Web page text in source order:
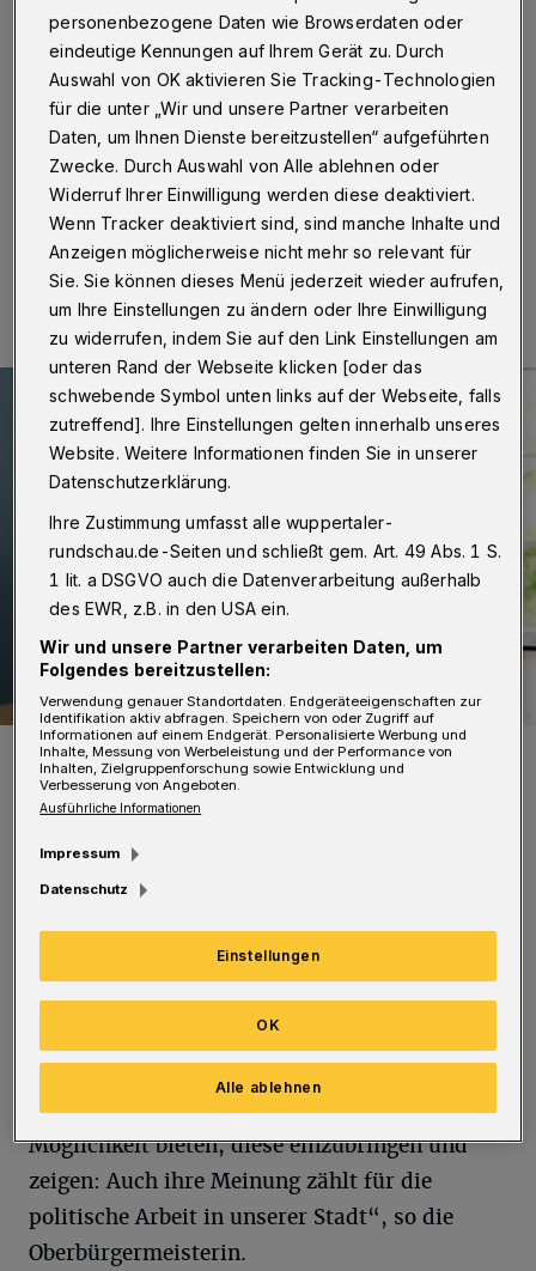
Wuppertal· Wuppertals Oberbürgermeisterin Miriam
Scherff möchte wissen, was die Kinder in der
Schwebebahnstadt bewegt. Die erste ihrer dann
regelmäßigen Sprechstunden ist am Montag (6. Juli
2026).
25.06.2026 , 15:02 Uhr Eine Minute Lesezeit
Oberbürgermeisterin Miriam Scherff.
Foto: Stadt Wuppertal
Von 17 bis 18 Uhr können Kinder zwischen 6
und 13 Jahren ins Rathaus Barmen kommen
und persönlich mit Miriam Scherff reden.
„Kinder erleben unsere Stadt aus einer ganz
anderen Perspektive. Mit der
Kindersprechstunde möchte ich ihnen die
Möglichkeit bieten, diese einzubringen und
zeigen: Auch ihre Meinung zählt für die
politische Arbeit in unserer Stadt“, so die
Oberbürgermeisterin.
personenbezogene Daten wie Browserdaten oder
eindeutige Kennungen auf Ihrem Gerät zu. Durch
Auswahl von OK aktivieren Sie Tracking-Technologien
für die unter „Wir und unsere Partner verarbeiten
Daten, um Ihnen Dienste bereitzustellen“ aufgeführten
Zwecke. Durch Auswahl von Alle ablehnen oder
Widerruf Ihrer Einwilligung werden diese deaktiviert.
Wenn Tracker deaktiviert sind, sind manche Inhalte und
Anzeigen möglicherweise nicht mehr so relevant für
Sie. Sie können dieses Menü jederzeit wieder aufrufen,
um Ihre Einstellungen zu ändern oder Ihre Einwilligung
zu widerrufen, indem Sie auf den Link Einstellungen am
unteren Rand der Webseite klicken [oder das
schwebende Symbol unten links auf der Webseite, falls
zutreffend]. Ihre Einstellungen gelten innerhalb unseres
Website. Weitere Informationen finden Sie in unserer
Datenschutzerklärung.
Ihre Zustimmung umfasst alle wuppertaler-
rundschau.de-Seiten und schließt gem. Art. 49 Abs. 1 S.
1 lit. a DSGVO auch die Datenverarbeitung außerhalb
des EWR, z.B. in den USA ein.
Wir und unsere Partner verarbeiten Daten, um
Folgendes bereitzustellen:
Verwendung genauer Standortdaten. Endgeräteeigenschaften zur
Identifikation aktiv abfragen. Speichern von oder Zugriff auf
Informationen auf einem Endgerät. Personalisierte Werbung und
Inhalte, Messung von Werbeleistung und der Performance von
Inhalten, Zielgruppenforschung sowie Entwicklung und
Verbesserung von Angeboten.
Ausführliche Informationen
Impressum
Datenschutz
Einstellungen
Alle ablehnen
OK